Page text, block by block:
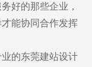
好的那些企业，
能协同合作发挥
的东莞建站设计